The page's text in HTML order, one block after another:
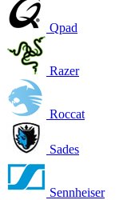
Qpad
Razer
Roccat
Sades
Sennheiser